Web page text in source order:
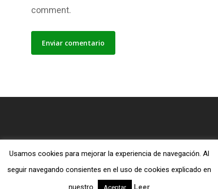
comment.
facebook
RSS
Usamos cookies para mejorar la experiencia de navegación. Al
seguir navegando consientes en el uso de cookies explicado en
nuestro
Aceptar Leer